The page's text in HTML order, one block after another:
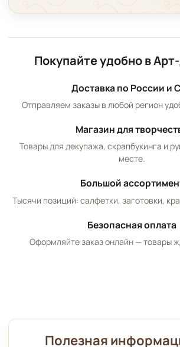
Покупайте удобно в
Доставка по России и
Отправляем заказы в любой регион
Магазин для
Товары для декупажа, скрапбукинга и
месте.
Большой
Тысячи позиций: салфетки, заготовки,
Безопасная оплата
Оформляйте заказ онлайн — товары
Полезная